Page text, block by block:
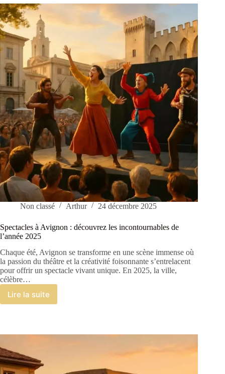
gîte
orange
pour
des
vacances
réussies
Non classé Arthur 24 décembre 2025
Spectacles à Avignon : découvrez les incontournables de
l’année 2025
Chaque été, Avignon se transforme en une scène immense où
la passion du théâtre et la créativité foisonnante s’entrelacent
pour offrir un spectacle vivant unique. En 2025, la ville,
célèbre…
Lire la suite
Spectacles
découvrez
incontournables
de